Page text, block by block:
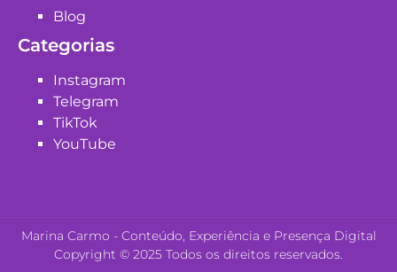
Blog
Categorias
Instagram
Telegram
TikTok
YouTube
Marina Carmo - Conteúdo, Experiência e Presença Digital
Copyright © 2025 Todos os direitos reservados.